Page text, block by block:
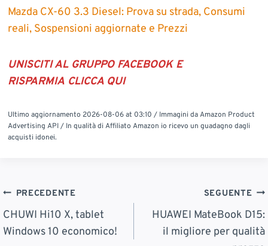
Mazda CX-60 3.3 Diesel: Prova su strada, Consumi
reali, Sospensioni aggiornate e Prezzi
UNISCITI AL GRUPPO FACEBOOK E
RISPARMIA CLICCA QUI
Ultimo aggiornamento 2026-08-06 at 03:10 / Immagini da Amazon Product
Advertising API / In qualità di Affiliato Amazon io ricevo un guadagno dagli
acquisti idonei.
Navigazione
Articoli
PRECEDENTE
CHUWI Hi10 X, tablet
Windows 10 economico!
SEGUENTE
HUAWEI MateBook D15:
il migliore per qualità